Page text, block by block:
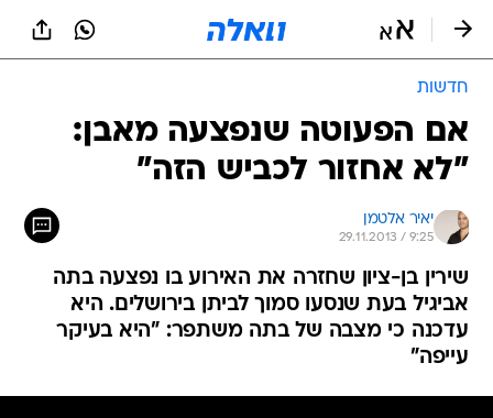
חדשות
אם הפעוטה שנפצעה מאבן:
"לא אחזור לכביש הזה"
יאיר אלטמן
29.11.2013 / 9:25
שירין בן-ציון שחזרה את האירוע בו נפצעה בתה
אביגיל בעת שנסעו סמוך לביתן בירושלים. היא
עדכנה כי מצבה של בתה משתפר: "היא בעיקר
עייפה"